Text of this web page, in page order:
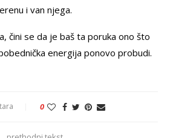
i van njega.
čini se da je baš ta poruka ono što
energija ponovo probudi.
0